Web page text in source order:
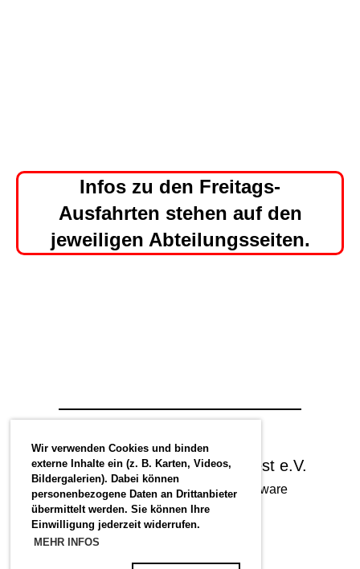
Wir verwenden Cookies und binden
externe Inhalte ein (z. B. Karten, Videos,
Bildergalerien). Dabei können
personenbezogene Daten an Drittanbieter
übermittelt werden. Sie können Ihre
Einwilligung jederzeit widerrufen.
MEHR INFOS
Infos zu den Freitags-
Ausfahrten stehen auf den
jeweiligen Abteilungsseiten.
© Radsportverein Hansa Soest e.V.
Erstellt mit ClubDesk Vereinssoftware
Impressum